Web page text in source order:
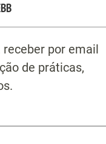
receber por email
de práticas,